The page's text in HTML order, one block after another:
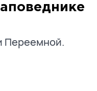
Переемной.